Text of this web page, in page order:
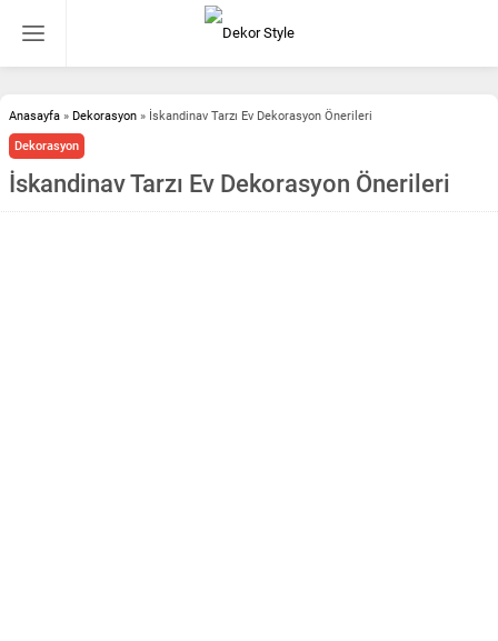
Anasayfa » Dekorasyon » İskandinav Tarzı Ev Dekorasyon Önerileri
Dekorasyon
İskandinav Tarzı Ev Dekorasyon Önerileri